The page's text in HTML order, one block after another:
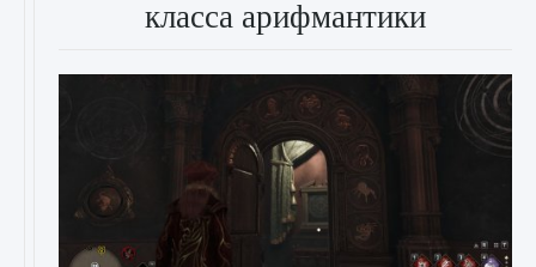
класса арифмантики